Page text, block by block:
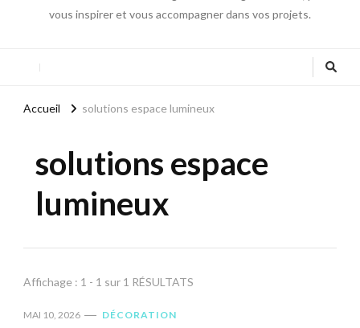
vous inspirer et vous accompagner dans vos projets.
Accueil solutions espace lumineux
solutions espace
lumineux
Affichage : 1 - 1 sur 1 RÉSULTATS
MAI 10, 2026 DÉCORATION